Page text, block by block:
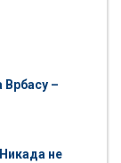
Врбасу –
не